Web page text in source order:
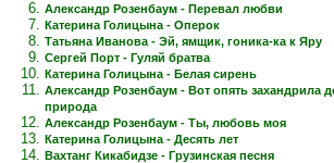
Александр Розенбаум - Перевал любви
Катерина Голицына - Оперок
Татьяна Иванова - Эй, ямщик, гоника-ка к Яру
Сергей Порт - Гуляй братва
Катерина Голицына - Белая сирень
Александр Розенбаум - Вот опять захандрила
природа
Александр Розенбаум - Ты, любовь моя
Катерина Голицына - Десять лет
Вахтанг Кикабидзе - Грузинская песня